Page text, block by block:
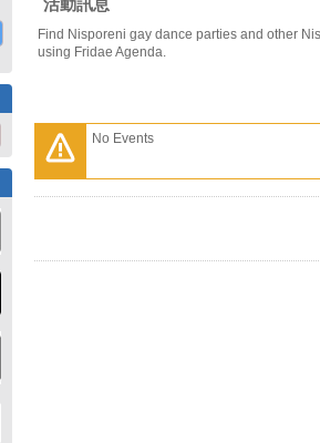
活動訊息
Find Nisporeni gay dance parties and other
using Fridae Agenda.
No Events